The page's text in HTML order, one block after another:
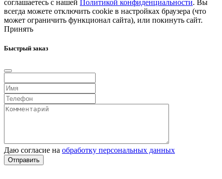
соглашаетесь с нашей Политикой конфиденциальности. Вы
всегда можете отключить cookie в настройках браузера (что
может ограничить функционал сайта), или покинуть сайт.
Принять
Быстрый заказ
Даю согласие на обработку персональных данных